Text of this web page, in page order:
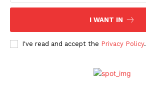
I WANT IN
I've read and accept the Privacy Policy.